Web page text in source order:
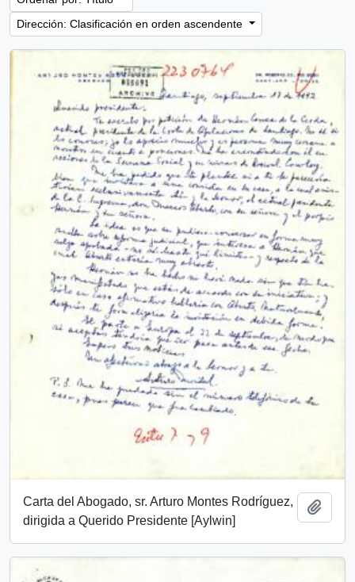
Dirección: Clasificación en orden ascendente
Carta del Abogado, sr. Arturo Montes Rodríguez,
dirigida a Querido Presidente [Aylwin]